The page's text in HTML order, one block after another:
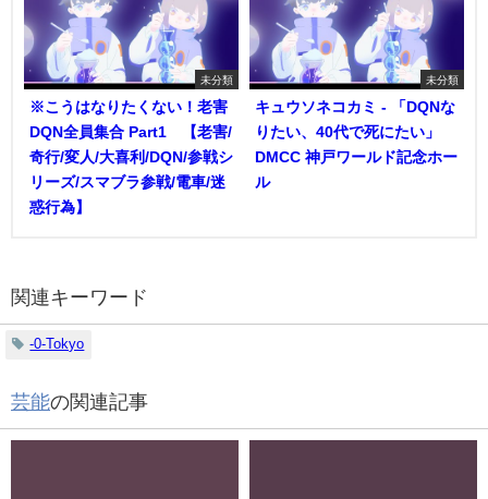
未分類
※こうはなりたくない！老害
DQN全員集合 Part1 【老害/
奇行/変人/大喜利/DQN/参戦シ
リーズ/スマブラ参戦/電車/迷
惑行為】
未分類
キュウソネコカミ - 「DQNな
りたい、40代で死にたい」
DMCC 神戸ワールド記念ホー
ル
関連キーワード
-0-Tokyo
芸能の関連記事